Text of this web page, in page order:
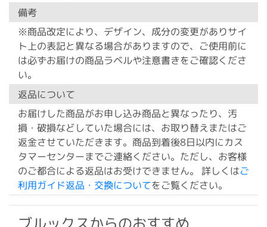
備考
※商品改定により、デザイン、成分の変更がありサイ
ト上の表記と異なる場合がありますので、ご使用前に
は必ずお届けの商品ラベルや注意書きをご確認くださ
い。
返品について
お届けした商品がお申し込み商品と異なったり、汚
損・破損などしていた場合には、お取り替えまたはご
返金させていただきます。商品到着後8日以内にカス
タマーセンターまでご連絡ください。ただし、お客様
のご都合による返品はお受けできません。 詳しくはご
利用ガイド返品・交換についてをご覧ください。